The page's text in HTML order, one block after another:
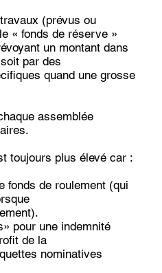
(prévus ou
« fonds de réserve »
un montant dans
par des
quand une grosse
assemblée
toujours plus élevé car :
fonds de roulement (qui
pour une indemnité
de la
nominatives